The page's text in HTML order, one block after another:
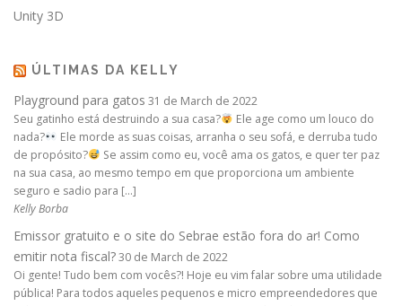
Unity 3D
ÚLTIMAS DA KELLY
Playground para gatos 31 de March de 2022
Seu gatinho está destruindo a sua casa?
Ele age como um louco do
nada?
Ele morde as suas coisas, arranha o seu sofá, e derruba tudo
de propósito?
Se assim como eu, você ama os gatos, e quer ter paz
na sua casa, ao mesmo tempo em que proporciona um ambiente
seguro e sadio para […]
Kelly Borba
Emissor gratuito e o site do Sebrae estão fora do ar! Como
emitir nota fiscal?30 de March de 2022
Oi gente! Tudo bem com vocês?! Hoje eu vim falar sobre uma utilidade
pública! Para todos aqueles pequenos e micro empreendedores que